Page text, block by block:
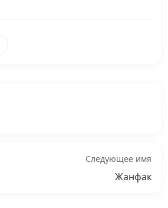
Следующее имя
Жанфак